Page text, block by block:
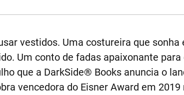
vestidos. Uma costureira que
Um conto de fadas apaixonante
que a DarkSide® Books anuncia o
vencedora do Eisner Award em